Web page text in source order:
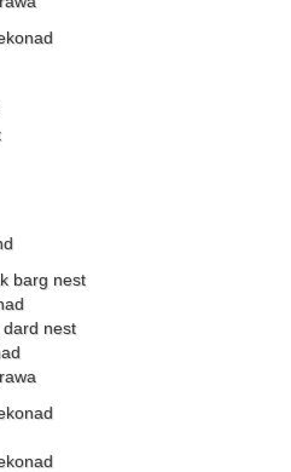
barg nest
nest